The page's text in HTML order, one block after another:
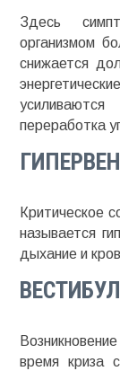
Здесь
организмом
снижается
переработка
Критическое
называется
дыхание и
время криза